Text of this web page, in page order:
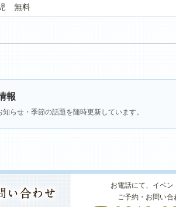
無料
報
らせ・季節の話題を随時更新しています。
お電話にて、イベ
ご予約・お問い